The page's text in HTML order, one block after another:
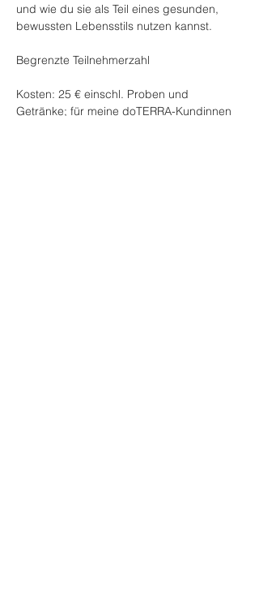
und wie du sie als Teil eines gesunden,
bewussten Lebensstils nutzen kannst.
Begrenzte Teilnehmerzahl
Kosten: 25 € einschl. Proben und
Getränke; für meine doTERRA-Kundinnen